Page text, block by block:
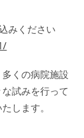
みください
くの病院施設
試みを行って
します。